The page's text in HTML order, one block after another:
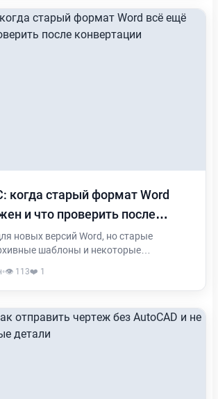
когда старый формат Word
и что проверить после
новых версий Word, но старые
шаблоны и некоторые
стоит переводить файл в старый
измениться после конвертации.
•👁️ 113❤️ 1